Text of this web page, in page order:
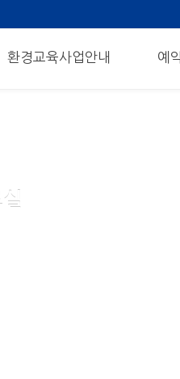
환경교육사업안내 예